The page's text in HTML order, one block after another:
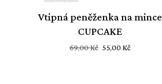
SALE
Vtipná peněženka na mince
CUPCAKE
69,00Kč Původní
55,00 KčAktuální